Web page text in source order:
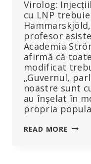
Virolog:
cu LNP
profesor
Academia
afirmă că
modificat
„Guvernul,
noastre sunt
au înșelat în
propria
READ MORE